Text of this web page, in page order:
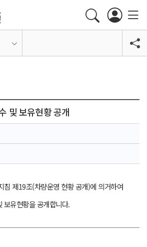
및 보유현황 공개
침 제19조(차량운영 현황 공개)에 의거하여
보유현황을 공개합니다.